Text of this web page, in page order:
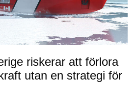
riskerar att förlora
utan en strategi för